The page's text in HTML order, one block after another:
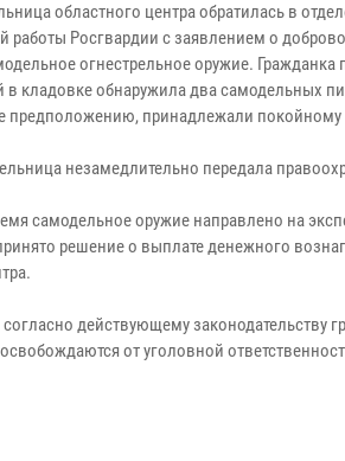
областного центра обратилась в
работы Росгвардии с заявлением о
огнестрельное оружие. Гражданка
в кладовке обнаружила два самодельных
предположению, принадлежали покойному
незамедлительно передала
самодельное оружие направлено на
решение о выплате денежного
действующему законодательству
от уголовной